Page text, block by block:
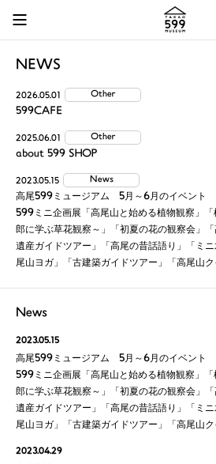
NEWS
2026.05.01 Other
599CAFE
2025.06.01 Other
about 599 SHOP
2023.05.15 News
高尾599ミュージアム 5月～6月のイベント
599ミニ企画展「高尾山と始める植物観察」
郎に学ぶ草花観察～」「初夏の花の観察会」
遺産ガイドツアー」「高尾の昔話語り」「ミ
尾山ヨガ」「古建築ガイドツアー」「高尾山
News
2023.05.15
高尾599ミュージアム 5月～6月のイベント
599ミニ企画展「高尾山と始める植物観察」
郎に学ぶ草花観察～」「初夏の花の観察会」
遺産ガイドツアー」「高尾の昔話語り」「ミ
尾山ヨガ」「古建築ガイドツアー」「高尾山
2023.04.29